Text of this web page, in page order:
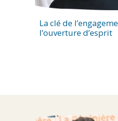
La clé de
l’ouverture d’esprit